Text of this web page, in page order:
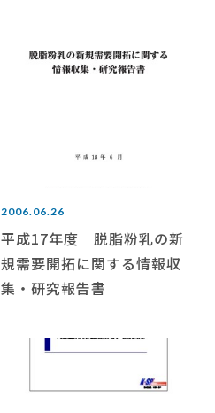
2006.06.26
平成17年度 脱脂粉乳の新
規需要開拓に関する情報収
集・研究報告書